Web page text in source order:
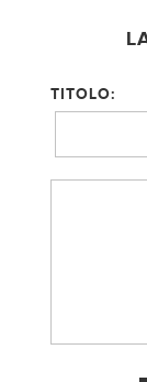
TITOLO: